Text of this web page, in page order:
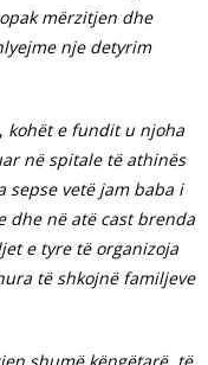
mërzitjen dhe
nje detyrim
kohët e fundit u njoha
në spitale të athinës
sepse vetë jam baba i
dhe në atë cast brenda
e tyre të organizoja
të shkojnë familjeve